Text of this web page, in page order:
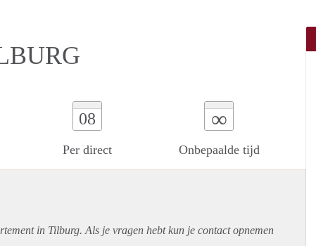
08
Per direct
∞
Onbepaalde tijd
in Tilburg. Als je vragen hebt kun je contact opnemen